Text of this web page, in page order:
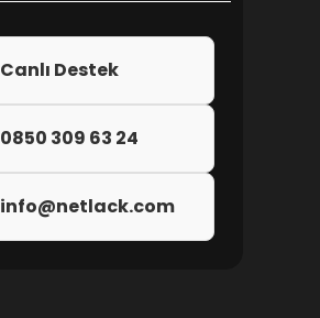
Canlı Destek
0850 309 63 24
info@netlack.com